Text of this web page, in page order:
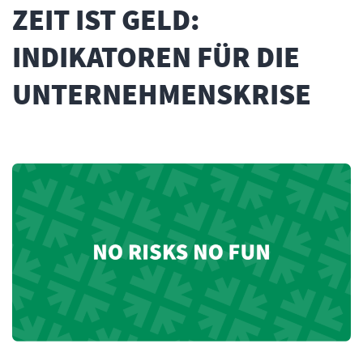
ZEIT IST GELD:
INDIKATOREN FÜR DIE
UNTER­NEHMENS­KRISE